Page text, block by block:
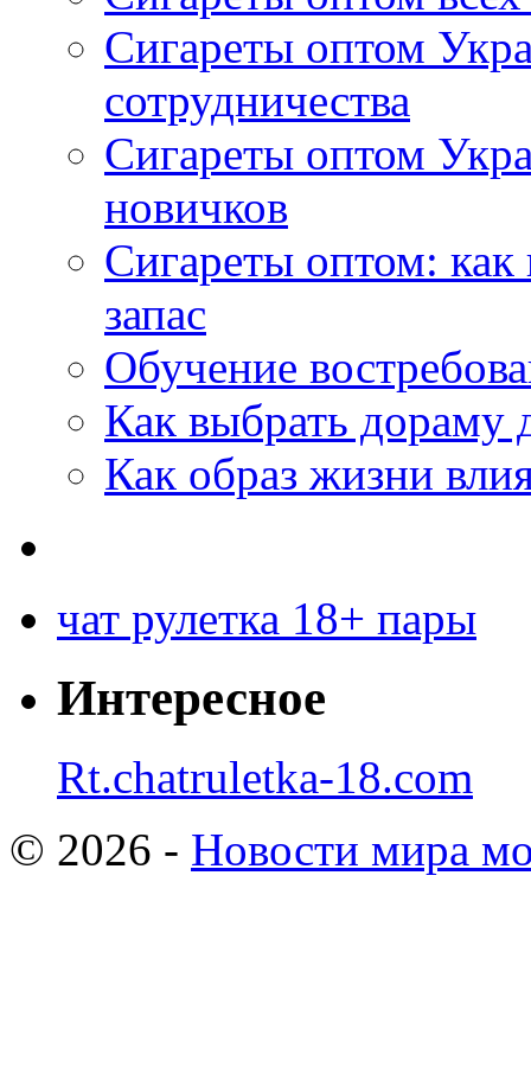
Сигареты оптом
сотрудничества
Сигареты оптом
новичков
Сигареты оптом:
запас
Обучение
Как выбрать дораму
Как образ жизни
чат рулетка 18+ пары
Интересное
Rt.chatruletka-18.com
© 2026 - Новости мира